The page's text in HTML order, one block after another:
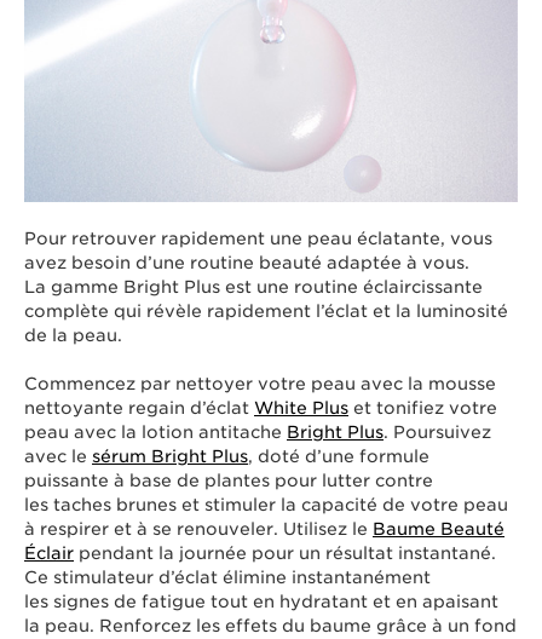
Pour retrouver rapidement une peau éclatante, vous
avez besoin d’une routine beauté adaptée à vous.
La gamme Bright Plus est une routine éclaircissante
complète qui révèle rapidement l’éclat et la luminosité
de la peau.
Commencez par nettoyer votre peau avec la mousse
nettoyante regain d’éclat White Plus et tonifiez votre
peau avec la lotion antitache Bright Plus. Poursuivez
avec le sérum Bright Plus, doté d’une formule
puissante à base de plantes pour lutter contre
les taches brunes et stimuler la capacité de votre peau
à respirer et à se renouveler. Utilisez le Baume Beauté
Éclair pendant la journée pour un résultat instantané.
Ce stimulateur d’éclat élimine instantanément
les signes de fatigue tout en hydratant et en apaisant
la peau. Renforcez les effets du baume grâce à un fond